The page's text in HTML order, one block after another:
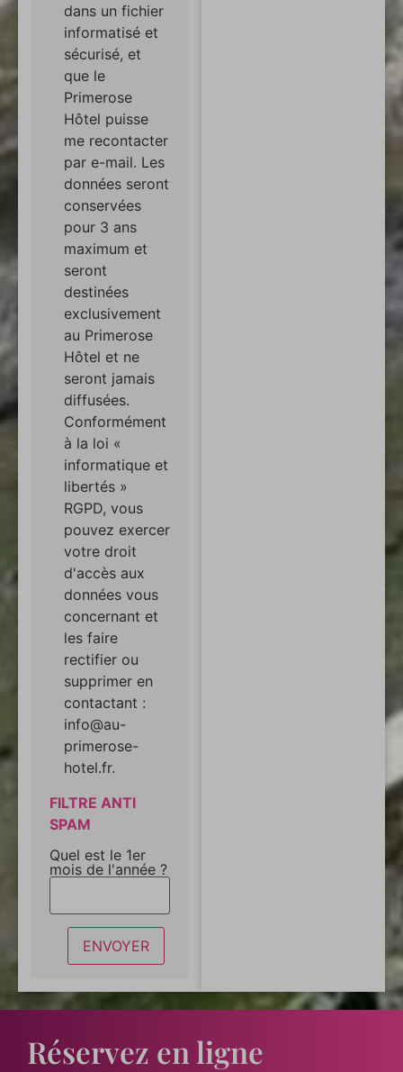
dans un fichier
informatisé et
sécurisé, et
que le
Primerose
Hôtel puisse
me recontacter
par e-mail. Les
données seront
conservées
pour 3 ans
maximum et
seront
destinées
exclusivement
au Primerose
Hôtel et ne
seront jamais
diffusées.
Conformément
à la loi «
informatique et
libertés »
RGPD, vous
pouvez exercer
votre droit
d'accès aux
données vous
concernant et
les faire
rectifier ou
supprimer en
contactant :
info@au-
primerose-
hotel.fr.
FILTRE ANTI
SPAM
Quel est le 1er
mois de l'année ?
Réservez en ligne